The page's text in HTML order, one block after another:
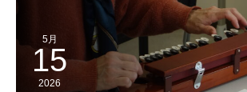
5月
15
2026